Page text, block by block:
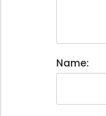
Name: